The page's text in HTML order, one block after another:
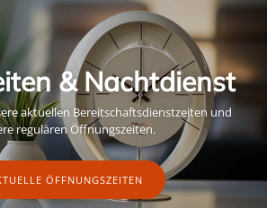
& Nachtdienst
aktuellen Bereitschaftsdienstzeiten und
regulären Öffnungszeiten.
ÖFFNUNGSZEITEN